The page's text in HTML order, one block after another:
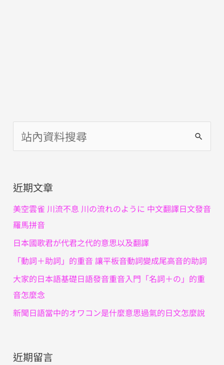
尋
鍵
字
:
近期文章
美空雲雀 川流不息 川の流れのように 中文翻譯日文發音
羅馬拼音
日本國歌君が代君之代的意思以及翻譯
「動詞＋助詞」的重音 讓平板音動詞變成尾高音的助詞
大家的日本語基礎日語發音重音入門「名詞＋の」的重
音怎麼念
新聞日語當中的オワコン是什麼意思過氣的日文怎麼說
近期留言